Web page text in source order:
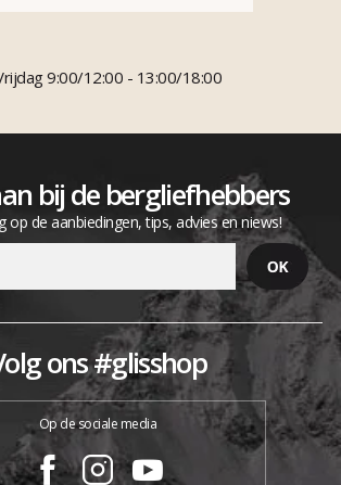
9:00/12:00 - 13:00/18:00
bij de bergliefhebbers
op de aanbiedingen, tips, advies en niews!
ons #glisshop
Op de sociale media